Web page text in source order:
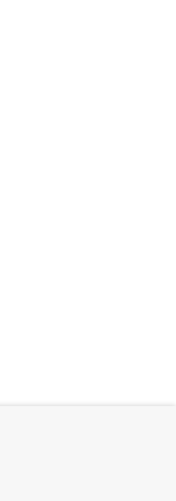
Torino - via Barbaroux 1